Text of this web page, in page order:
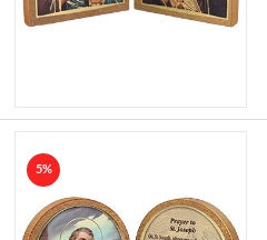
5%